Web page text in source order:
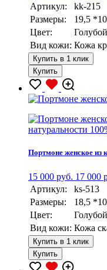
Артикул:
kk-215
Размеры:
19,5
Цвет:
Голубой
Вид кожи: Кожа
Купить в 1 клик
Купить
натуральности
Портмоне женское из
15 000 руб. 17 000
Артикул:
ks-513
Размеры:
18,5
Цвет:
Голубой
Вид кожи: Кожа
Купить в 1 клик
Купить